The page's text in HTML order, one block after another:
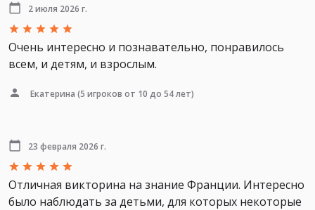
2 июля 2026 г.
Очень интересно и познавательно, понравилось
всем, и детям, и взрослым.
Екатерина (5 игроков от 10 до 54 лет)
23 февраля 2026 г.
Отличная викторина на знание Франции. Интересно
было наблюдать за детьми, для которых некоторые